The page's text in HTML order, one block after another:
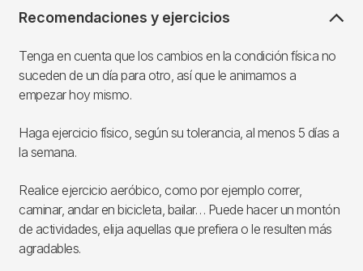
Recomendaciones y ejercicios
Tenga en cuenta que los cambios en la condición física no
suceden de un día para otro, así que le animamos a
empezar hoy mismo.
Haga ejercicio físico, según su tolerancia, al menos 5 días a
la semana.
Realice ejercicio aeróbico, como por ejemplo correr,
caminar, andar en bicicleta, bailar… Puede hacer un montón
de actividades, elija aquellas que prefiera o le resulten más
agradables.